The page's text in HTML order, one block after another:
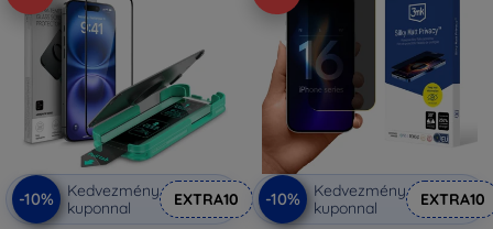
-10%
Kedvezmény
kuponnal
EXTRA10 -10%
Kedvezmény
kuponnal
EXTRA10